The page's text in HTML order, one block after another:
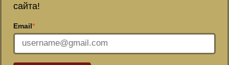
сайта!
Email*